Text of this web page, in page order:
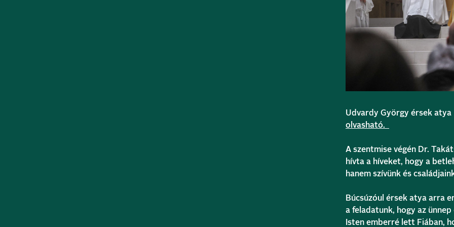
Udvardy György érsek
olvasható.
A szentmise végén Dr.
hívta a híveket, hogy a
hanem szívünk és
Búcsúzóul érsek atya arra
a feladatunk, hogy az
Isten emberré lett Fiában,